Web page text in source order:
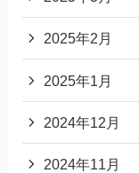
2025年2月
2025年1月
2024年12月
2024年11月